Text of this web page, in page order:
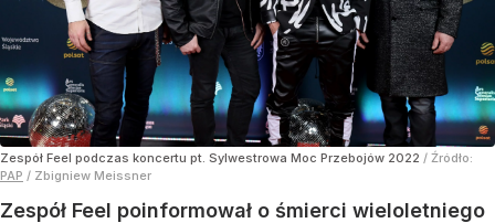
Zespół Feel podczas koncertu pt. Sylwestrowa Moc Przebojów 2022 / Źródło:
PAP / Zbigniew Meissner
Zespół Feel poinformował o śmierci wieloletniego